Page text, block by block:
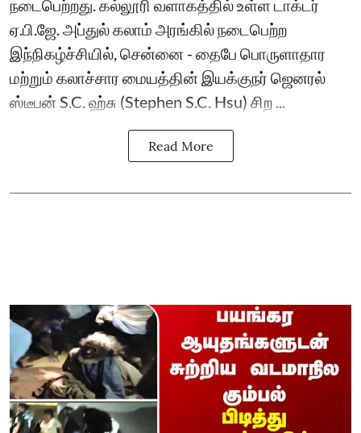
நடைபெற்றது. கல்லூரி வளாகத்தில் உள்ள டாக்டர்
ஏ.பி.ஜே. அப்துல் கலாம் அரங்கில் நடைபெற்ற
இந்நிகழ்ச்சியில், சென்னை - தைபே பொருளாதார
மற்றும் கலாச்சார மையத்தின் இயக்குநர் ஜெனரல்
ஸ்டீபன் S.C. ஹ்சு (Stephen S.C. Hsu) சிற ...
Read More